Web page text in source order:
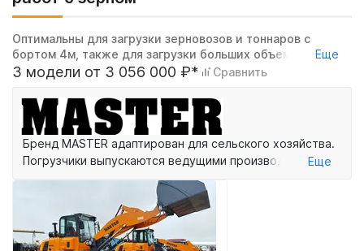
Оптимальны для загрузки зерновозов и тоннаров с
бортом 4м, также для загрузки больших объемов зерна в
зерновозы
Еще
3 модели от 3 056 000 ₽* Сравнить
Бренд MASTER адаптирован для сельского хозяйства.
Погрузчики выпускаются ведущими производителями
строительной техники в Китае, по заказу ЛБР.
Мы стараемся обеспечить сервис больше других.
Еще